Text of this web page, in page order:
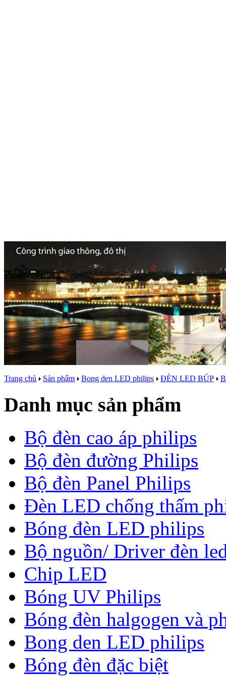
Trang chủ Sản phẩm Bong den LED philips ĐÈN LED BÚP
Danh mục sản phẩm
Bộ đèn cao áp philips
Bộ đèn đường Philips
Bộ đèn Panel Philips
Đèn LED chống thấm
Bóng đèn LED philips
Bộ nguồn/ Driver đèn
Chip LED
Bóng UV Philips
Bóng đèn halgogen và
Bong den LED philips
Bóng đèn đặc biệt